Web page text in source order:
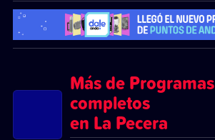
Más de Programas
completos
en La Pecera